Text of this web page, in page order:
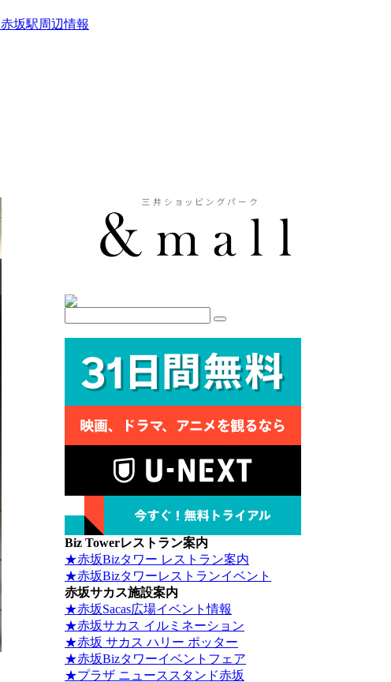
赤坂駅周辺情報
Biz Towerレストラン案内
★赤坂Bizタワー レストラン案内
★赤坂Bizタワーレストランイベント
赤坂サカス施設案内
★赤坂Sacas広場イベント情報
★赤坂サカス イルミネーション
★赤坂 サカス ハリー ポッター
★赤坂Bizタワーイベントフェア
★プラザ ニューススタンド赤坂